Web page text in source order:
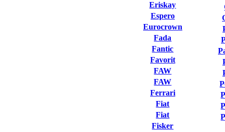
Eriskay
Espero
Eurocrown
Fada
Fantic
Favorit
FAW
FAW
Ferrari
Fiat
Fiat
Fisker